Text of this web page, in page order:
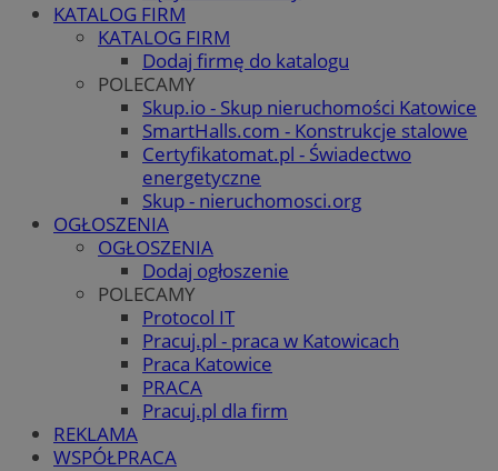
KATALOG FIRM
KATALOG FIRM
Dodaj firmę do katalogu
POLECAMY
Skup.io - Skup nieruchomości Katowice
SmartHalls.com - Konstrukcje stalowe
Certyfikatomat.pl - Świadectwo
energetyczne
Skup - nieruchomosci.org
OGŁOSZENIA
OGŁOSZENIA
Dodaj ogłoszenie
POLECAMY
Protocol IT
Pracuj.pl - praca w Katowicach
Praca Katowice
PRACA
Pracuj.pl dla firm
REKLAMA
WSPÓŁPRACA